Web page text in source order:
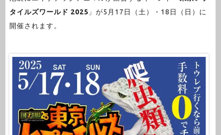
タイルズワールド 2025 」が5月17日（土）・18日（日）に
開催されます。